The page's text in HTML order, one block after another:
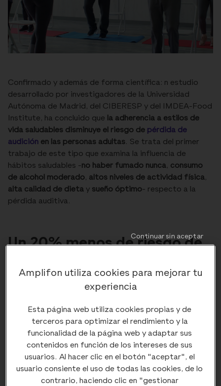
Confirmado y además de forma científica: n estudio
desarrollado por investigadores de la Universidad
Autónoma de Madrid, del CIBERESP y del IMDEA-Food
Institute, ha concluido que la adherencia a estilos de
vida saludables disminuye el riesgo de pérdida de
audición en las personas adultas. Se trata del primer
trabajo de este tipo que examina la influencia de
hábitos saludables -no haber fumado nunca, consumo
de alcohol moderado, altos niveles de actividad física,
alta calidad de dieta y sueño óptimo- respecto a la
pérdida auditiva.
Un 20% menos de riesgo de
publicada en la revista científica
de 61.000 participantes en el estudio UK Biobank. Los
resultados señalan que adherirse al menos a cuatro de
los estilos de vida saludables que hemos citado antes
podría reducir en un 20% el riesgo de desarrollar una
pérdida de audición clínicamente relevante.
Amplifon utiliza cookies para mejorar tu
experiencia
Esta página web utiliza cookies propias y de
terceros para optimizar el rendimiento y la
funcionalidad de la página web y adaptar sus
contenidos en función de los intereses de sus
usuarios. Al hacer clic en el botón "aceptar", el
usuario consiente el uso de todas las cookies, de lo
contrario, haciendo clic en "gestionar
Continuar sin aceptar